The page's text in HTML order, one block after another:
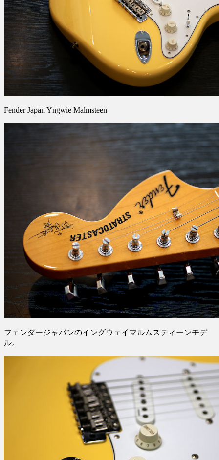
Fender Japan Yngwie Malmsteen
フェンダージャパンのイングウェイマルムスティーンモデ
ル。